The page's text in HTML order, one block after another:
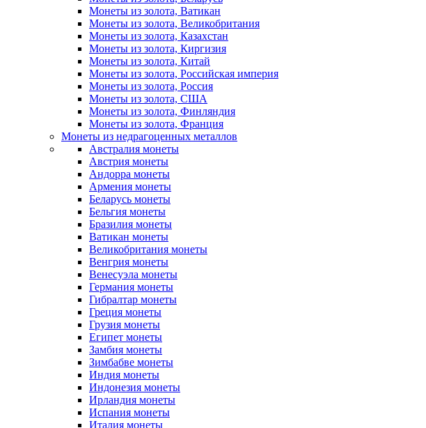
Монеты из золота, Ватикан
Монеты из золота, Великобритания
Монеты из золота, Казахстан
Монеты из золота, Киргизия
Монеты из золота, Китай
Монеты из золота, Российская империя
Монеты из золота, Россия
Монеты из золота, США
Монеты из золота, Финляндия
Монеты из золота, Франция
Монеты из недрагоценных металлов
Австралия монеты
Австрия монеты
Андорра монеты
Армения монеты
Беларусь монеты
Бельгия монеты
Бразилия монеты
Ватикан монеты
Великобритания монеты
Венгрия монеты
Венесуэла монеты
Германия монеты
Гибралтар монеты
Греция монеты
Грузия монеты
Египет монеты
Замбия монеты
Зимбабве монеты
Индия монеты
Индонезия монеты
Ирландия монеты
Испания монеты
Италия монеты